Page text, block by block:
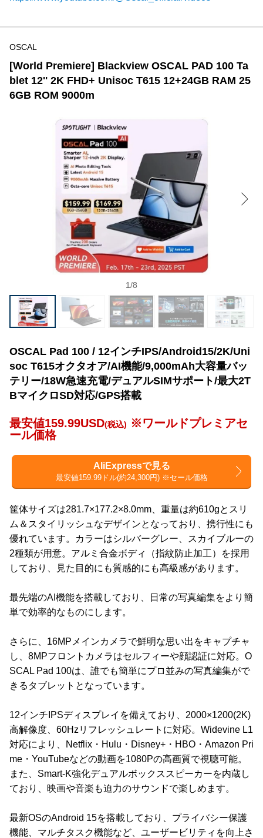
OSCAL
[World Premiere] Blackview OSCAL PAD 100 Ta
blet 12'' 2K FHD+ Unisoc T615 12+24GB RAM 25
6GB ROM 9000m
1/8
OSCAL Pad 100 / 12インチIPS/Android15/2K/Uni
soc T615オクタオア/AI機能/9,000mAh大容量バッ
テリー/18W急速充電/デュアルSIMサポート/最大2T
BマイクロSD対応/GPS搭載
最安値159.99USD(税込) ※ワールドプレミアセ
ール価格
AliExpressで見る
最安値159.99ドル(約24,300円) ※セール価格
筐体サイズは281.7×177.2×8.0mm、重量は約610gとスリ
ム＆スタイリッシュなデザインとなっており、携行性にも
優れています。カラーはシルバーグレー、スカイブルーの
2種類が用意。アルミ合金ボディ（指紋防止加工）を採用
しており、見た目的にも質感的にも高級感があります。
最先端のAI機能を搭載しており、日常の写真編集をより簡
単で効率的なものにします。
さらに、16MPメインカメラで鮮明な思い出をキャプチャ
し、8MPフロントカメラはセルフィーや顔認証に対応。O
SCAL Pad 100は、誰でも簡単にプロ並みの写真編集がで
きるタブレットとなっています。
12インチIPSディスプレイを備えており、2000×1200(2K)
高解像度、60Hzリフレッシュレートに対応。Widevine L1
対応により、Netflix・Hulu・Disney+・HBO・Amazon Pri
me・YouTubeなどの動画を1080Pの高画質で視聴可能。
また、Smart-K強化デュアルボックススピーカーを内蔵し
ており、映画や音楽も迫力のサウンドで楽しめます。
最新OSのAndroid 15を搭載しており、プライバシー保護
機能、マルチタスク機能など、ユーザービリティを向上さ